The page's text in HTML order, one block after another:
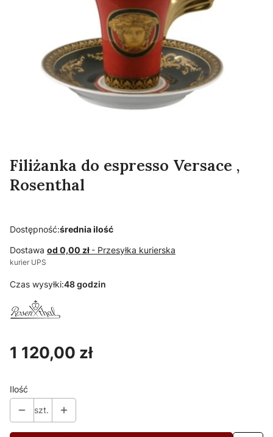
Filiżanka do espresso Versace ,
Rosenthal
Dostępność:średnia ilość
Dostawa od 0,00 zł - Przesyłka kurierska
kurier UPS
Czas wysyłki:48 godzin
Cena
1 120,00 zł
Ilość
szt.